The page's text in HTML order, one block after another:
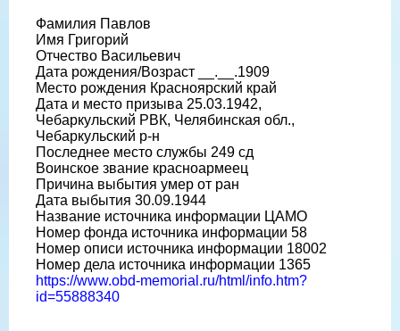
Фамилия Павлов
Имя Григорий
Отчество Васильевич
Дата рождения/Возраст __.__.1909
Место рождения Красноярский край
Дата и место призыва 25.03.1942,
Чебаркульский РВК, Челябинская обл.,
Чебаркульский р-н
Последнее место службы 249 сд
Воинское звание красноармеец
Причина выбытия умер от ран
Дата выбытия 30.09.1944
Название источника информации ЦАМО
Номер фонда источника информации 58
Номер описи источника информации 18002
Номер дела источника информации 1365
https://www.obd-memorial.ru/html/info.htm?
id=55888340